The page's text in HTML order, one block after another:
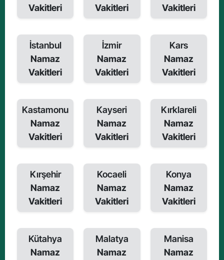
Vakitleri
Vakitleri
Vakitleri
İstanbul
Namaz
Vakitleri
İzmir
Namaz
Vakitleri
Kars
Namaz
Vakitleri
Kastamonu
Namaz
Vakitleri
Kayseri
Namaz
Vakitleri
Kırklareli
Namaz
Vakitleri
Kırşehir
Namaz
Vakitleri
Kocaeli
Namaz
Vakitleri
Konya
Namaz
Vakitleri
Kütahya
Namaz
Malatya
Namaz
Manisa
Namaz